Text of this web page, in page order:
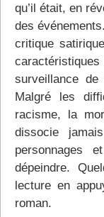
qu’il était, en
des
critique
surveillance de
Malgré les
racisme, la
dissocie
personnages
dépeindre.
lecture en
roman.